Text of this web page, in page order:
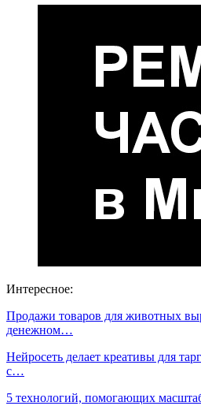
Интересное:
Продажи товаров для животных
денежном…
Нейросеть делает креативы для
с…
5 технологий, помогающих